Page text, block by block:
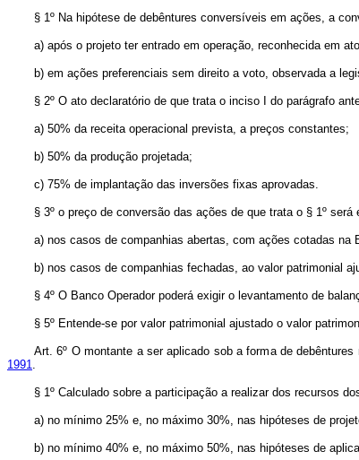
§ 1º Na hipótese de debêntures conversíveis em ações, a
a) após o projeto ter entrado em operação, reconhecida em
b) em ações preferenciais sem direito a voto, observada a
§ 2º O ato declaratório de que trata o inciso I do parágrafo
a) 50% da receita operacional prevista, a preços constantes;
b) 50% da produção projetada;
c) 75% de implantação das inversões fixas aprovadas.
§ 3º o preço de conversão das ações de que trata o § 1º será
a) nos casos de companhias abertas, com ações cotadas
b) nos casos de companhias fechadas, ao valor patrimonial
§ 4º O Banco Operador poderá exigir o levantamento de
§ 5º Entende-se por valor patrimonial ajustado o valor
Art. 6º O montante a ser aplicado sob a forma de
1991.
§ 1º Calculado sobre a participação a realizar dos recursos
a) no mínimo 25% e, no máximo 30%, nas hipóteses de
b) no mínimo 40% e, no máximo 50%, nas hipóteses de